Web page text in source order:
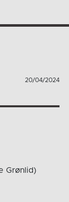
20/04/2024
Grønlid)